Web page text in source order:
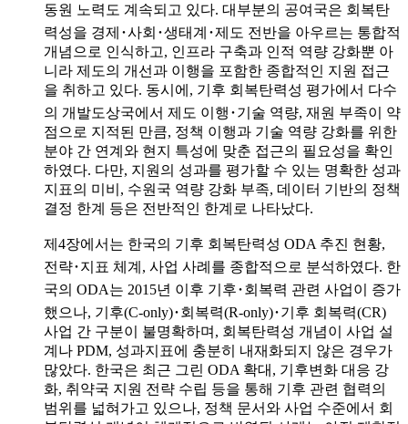
동원 노력도 계속되고 있다. 대부분의 공여국은 회복탄
력성을 경제･사회･생태계･제도 전반을 아우르는 통합적
개념으로 인식하고, 인프라 구축과 인적 역량 강화뿐 아
니라 제도의 개선과 이행을 포함한 종합적인 지원 접근
을 취하고 있다. 동시에, 기후 회복탄력성 평가에서 다수
의 개발도상국에서 제도 이행･기술 역량, 재원 부족이 약
점으로 지적된 만큼, 정책 이행과 기술 역량 강화를 위한
분야 간 연계와 현지 특성에 맞춘 접근의 필요성을 확인
하였다. 다만, 지원의 성과를 평가할 수 있는 명확한 성과
지표의 미비, 수원국 역량 강화 부족, 데이터 기반의 정책
결정 한계 등은 전반적인 한계로 나타났다.
제4장에서는 한국의 기후 회복탄력성 ODA 추진 현황,
전략･지표 체계, 사업 사례를 종합적으로 분석하였다. 한
국의 ODA는 2015년 이후 기후･회복력 관련 사업이 증가
했으나, 기후(C-only)･회복력(R-only)･기후 회복력(CR)
사업 간 구분이 불명확하며, 회복탄력성 개념이 사업 설
계나 PDM, 성과지표에 충분히 내재화되지 않은 경우가
많았다. 한국은 최근 그린 ODA 확대, 기후변화 대응 강
화, 취약국 지원 전략 수립 등을 통해 기후 관련 협력의
범위를 넓혀가고 있으나, 정책 문서와 사업 수준에서 회